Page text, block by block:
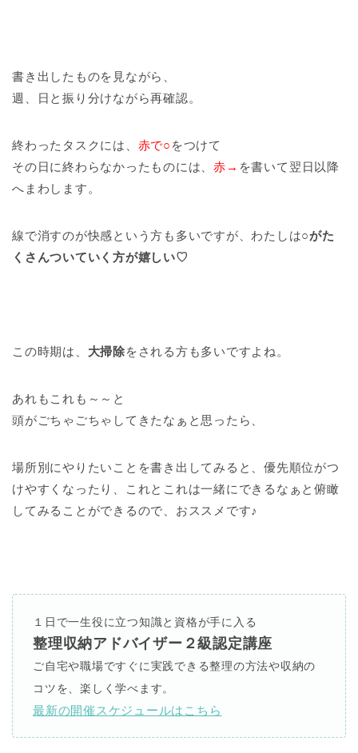
書き出したものを見ながら、
週、日と振り分けながら再確認。
終わったタスクには、 赤で○ をつけて
その日に終わらなかったものには、赤→ を書いて翌日以降
へまわします。
線で消すのが快感という方も多いですが、わたしは○がた
くさんついていく方が嬉しい♡
この時期は、 大掃除をされる方も多いですよね。
あれもこれも～～と
頭がごちゃごちゃしてきたなぁと思ったら、
場所別にやりたいことを書き出してみると、優先順位がつ
けやすくなったり、これとこれは一緒にできるなぁと俯瞰
してみることができるので、おススメです♪
１日で一生役に立つ知識と資格が手に入る
整理収納アドバイザー２級認定講座
ご自宅や職場ですぐに実践できる整理の方法や収納の
コツを、楽しく学べます。
最新の開催スケジュールはこちら